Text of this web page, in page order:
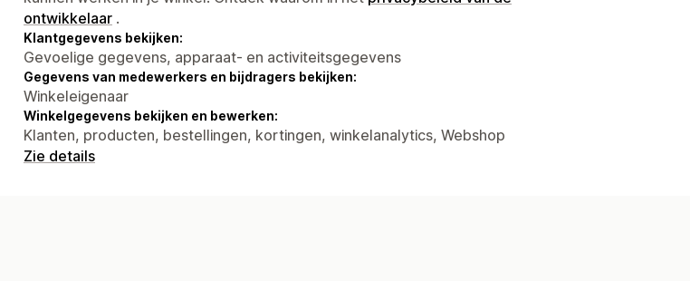
ontwikkelaar .
Klantgegevens bekijken:
Gevoelige gegevens, apparaat- en activiteitsgegevens
Gegevens van medewerkers en bijdragers bekijken:
Winkeleigenaar
Winkelgegevens bekijken en bewerken:
Klanten, producten, bestellingen, kortingen, winkelanalytics, Webshop
Zie details